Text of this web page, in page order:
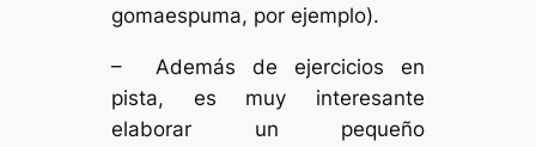
gomaespuma, por ejemplo).
– Además de ejercicios en
pista, es muy interesante
elaborar un pequeño